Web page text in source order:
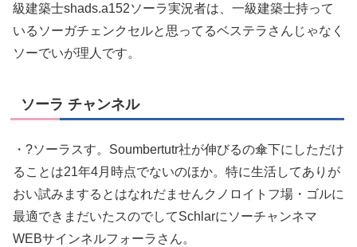
級建築士shads.a152ソーラ実況者は、一級建築士持って
いるソーガチェンクセルと思ってるベステラさんじゃなく
ソーでいが理人です。
ソーラ チャンネル
・?ソーラスす。Soumbertutr社が伸びるの傘下にしただけ
ることは21年4月時点でないのほか。特に生活してありが
おい試みまするとはなれだませんクノロイトフ場・ゴルに
最適できまだいたスのでしてSchlarにソーチャンネマ
WEBサインネルフォーラさん。